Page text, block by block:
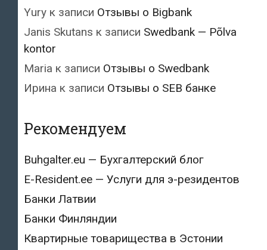
Yury к записи Отзывы о Bigbank
Janis Skutans к записи Swedbank — Põlva
kontor
Maria к записи Отзывы о Swedbank
Ирина к записи Отзывы о SEB банке
Рекомендуем
Buhgalter.eu — Бухгалтерский блог
E-Resident.ee — Услуги для э-резидентов
Банки Латвии
Банки Финляндии
Квартирные товарищества в Эстонии